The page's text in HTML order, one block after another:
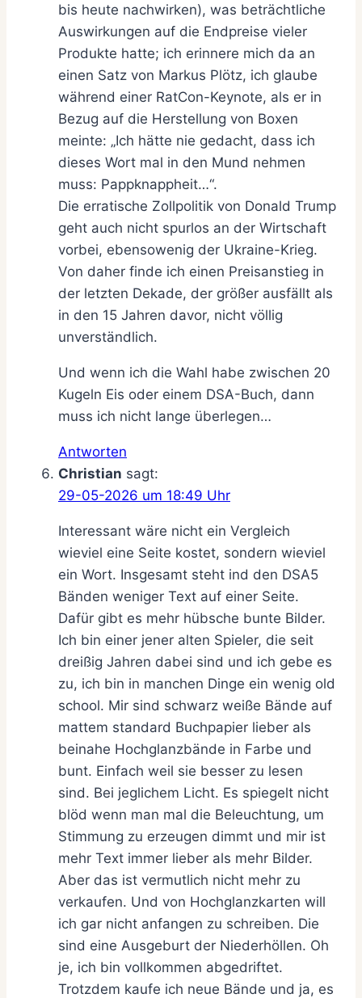
bis heute nachwirken), was beträchtliche
Auswirkungen auf die Endpreise vieler
Produkte hatte; ich erinnere mich da an
einen Satz von Markus Plötz, ich glaube
während einer RatCon-Keynote, als er in
Bezug auf die Herstellung von Boxen
meinte: „Ich hätte nie gedacht, dass ich
dieses Wort mal in den Mund nehmen
muss: Pappknappheit…“.
Die erratische Zollpolitik von Donald Trump
geht auch nicht spurlos an der Wirtschaft
vorbei, ebensowenig der Ukraine-Krieg.
Von daher finde ich einen Preisanstieg in
der letzten Dekade, der größer ausfällt als
in den 15 Jahren davor, nicht völlig
unverständlich.
Und wenn ich die Wahl habe zwischen 20
Kugeln Eis oder einem DSA-Buch, dann
muss ich nicht lange überlegen…
Antworten
Christian sagt:
29-05-2026 um 18:49 Uhr
Interessant wäre nicht ein Vergleich
wieviel eine Seite kostet, sondern wieviel
ein Wort. Insgesamt steht ind den DSA5
Bänden weniger Text auf einer Seite.
Dafür gibt es mehr hübsche bunte Bilder.
Ich bin einer jener alten Spieler, die seit
dreißig Jahren dabei sind und ich gebe es
zu, ich bin in manchen Dinge ein wenig old
school. Mir sind schwarz weiße Bände auf
mattem standard Buchpapier lieber als
beinahe Hochglanzbände in Farbe und
bunt. Einfach weil sie besser zu lesen
sind. Bei jeglichem Licht. Es spiegelt nicht
blöd wenn man mal die Beleuchtung, um
Stimmung zu erzeugen dimmt und mir ist
mehr Text immer lieber als mehr Bilder.
Aber das ist vermutlich nicht mehr zu
verkaufen. Und von Hochglanzkarten will
ich gar nicht anfangen zu schreiben. Die
sind eine Ausgeburt der Niederhöllen. Oh
je, ich bin vollkommen abgedriftet.
Trotzdem kaufe ich neue Bände und ja, es